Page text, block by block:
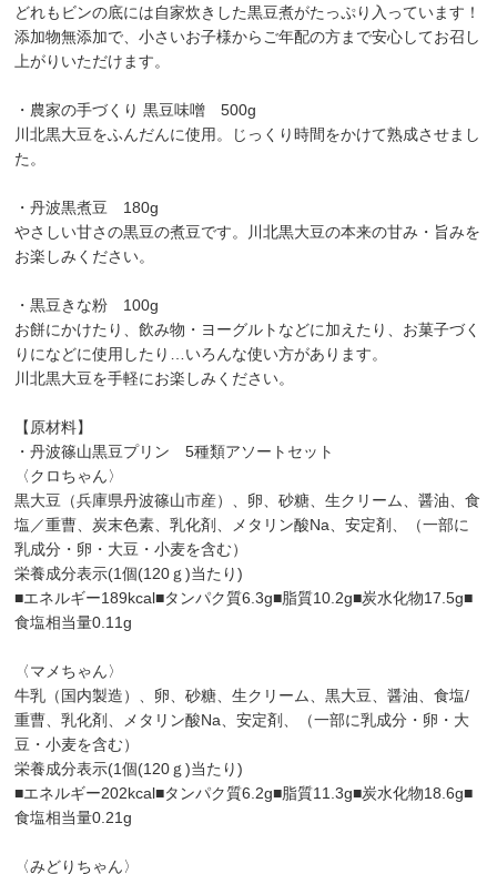
どれもビンの底には自家炊きした黒豆煮がたっぷり入っています！
添加物無添加で、小さいお子様からご年配の方まで安心してお召し
上がりいただけます。
・農家の手づくり 黒豆味噌 500g
川北黒大豆をふんだんに使用。じっくり時間をかけて熟成させまし
た。
・丹波黒煮豆 180g
やさしい甘さの黒豆の煮豆です。川北黒大豆の本来の甘み・旨みを
お楽しみください。
・黒豆きな粉 100g
お餅にかけたり、飲み物・ヨーグルトなどに加えたり、お菓子づく
りになどに使用したり…いろんな使い方があります。
川北黒大豆を手軽にお楽しみください。
【原材料】
・丹波篠山黒豆プリン 5種類アソートセット
〈クロちゃん〉
黒大豆（兵庫県丹波篠山市産）、卵、砂糖、生クリーム、醤油、食
塩／重曹、炭末色素、乳化剤、メタリン酸Na、安定剤、（一部に
乳成分・卵・大豆・小麦を含む）
栄養成分表示(1個(120ｇ)当たり)
■エネルギー189kcal■タンパク質6.3g■脂質10.2g■炭水化物17.5g■
食塩相当量0.11g
〈マメちゃん〉
牛乳（国内製造）、卵、砂糖、生クリーム、黒大豆、醤油、食塩/
重曹、乳化剤、メタリン酸Na、安定剤、（一部に乳成分・卵・大
豆・小麦を含む）
栄養成分表示(1個(120ｇ)当たり)
■エネルギー202kcal■タンパク質6.2g■脂質11.3g■炭水化物18.6g■
食塩相当量0.21g
〈みどりちゃん〉